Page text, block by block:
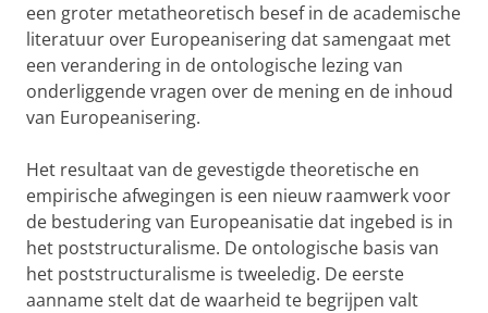
een groter metatheoretisch besef in de academische
literatuur over Europeanisering dat samengaat met
een verandering in de ontologische lezing van
onderliggende vragen over de mening en de inhoud
van Europeanisering.
Het resultaat van de gevestigde theoretische en
empirische afwegingen is een nieuw raamwerk voor
de bestudering van Europeanisatie dat ingebed is in
het poststructuralisme. De ontologische basis van
het poststructuralisme is tweeledig. De eerste
aanname stelt dat de waarheid te begrijpen valt